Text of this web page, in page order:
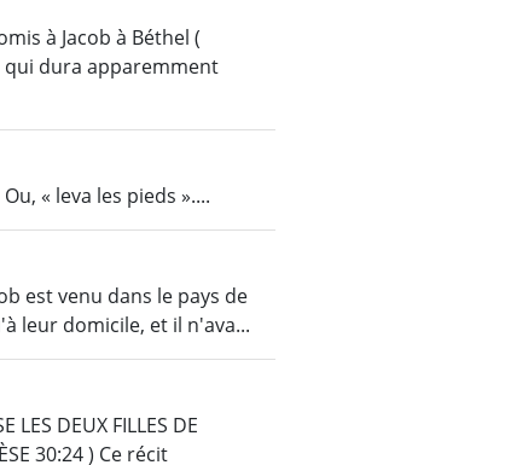
à Jacob à Béthel (
qui dura apparemment
« leva les pieds »....
est venu dans le pays de
leur domicile, et il n'ava...
LES DEUX FILLES DE
30:24 ) Ce récit